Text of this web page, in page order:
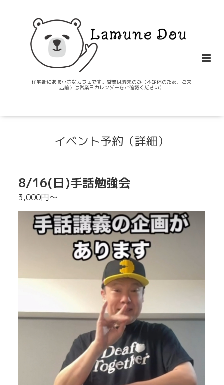
住宅街にある小さなカフェです。営業は週末のみ（不定休のため、ご来
店前には営業日カレンダーをご確認ください）
イベント予約（詳細）
8/16(日)手話勉強会
3,000円〜